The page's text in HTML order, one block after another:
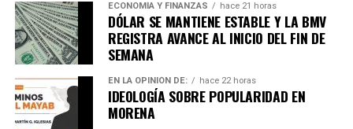
ECONOMÍA Y FINANZAS hace 21 horas
DÓLAR SE MANTIENE ESTABLE Y LA BMV
REGISTRA AVANCE AL INICIO DEL FIN DE
SEMANA
EN LA OPINIÓN DE: hace 22 horas
IDEOLOGÍA SOBRE POPULARIDAD EN
MORENA